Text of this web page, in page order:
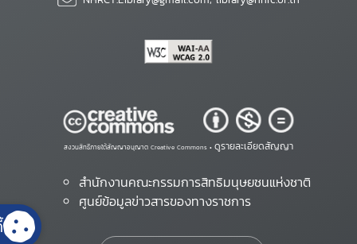
สงวนสิทธิ์ภายใต้สัญญาอนุญาต Creative Commons • ดูรายละเอียดสัญญา
สำนักงานคณะกรรมการสิทธิมนุษยชนแห่งชาติ
ศูนย์ข้อมูลข่าวสารของทางราชการ